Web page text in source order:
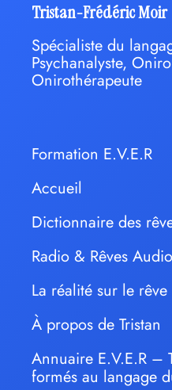
Tristan-Frédéric Moir
Spécialiste du
Psychanalyste,
Onirothérapeute
Formation E.V.E.R
Accueil
Dictionnaire des
Radio & Rêves Audio
La réalité sur le rêve
À propos de Tristan
Annuaire E.V.E.R –
formés au langage